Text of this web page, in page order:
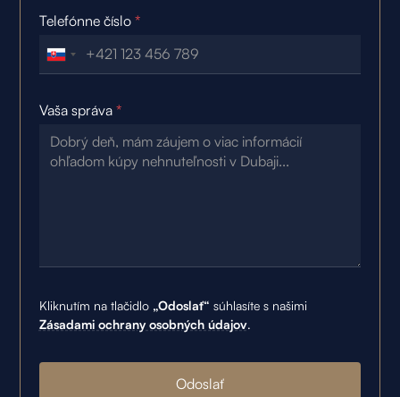
Telefónne číslo *
Vaša správa *
Kliknutím na tlačidlo „Odoslať“ súhlasíte s našimi
Zásadami ochrany osobných údajov.